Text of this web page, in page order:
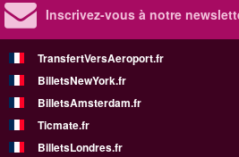
Inscrivez-vous à notre
TransfertVersAeroport.fr
BilletsNewYork.fr
BilletsAmsterdam.fr
Ticmate.fr
BilletsLondres.fr